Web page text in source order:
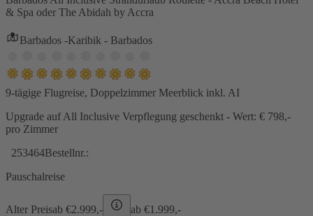
& Spa oder The Abidah by Accra
Barbados -Karibik - Barbados
9-tägige Flugreise, Doppelzimmer Meerblick inkl. AI
Upgrade auf All Inclusive Verpflegung geschenkt - Wert: € 798,-
pro Zimmer
253464Bestellnr.:
Pauschalreise
Alter Preisab €2.999,- ab €1.999,-